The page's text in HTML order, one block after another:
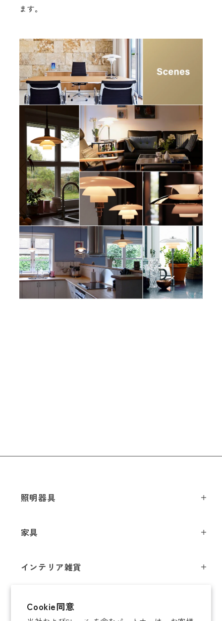
Cookie同意
ます。
照明器具
シーリングライト
テーブルライト
ブラケットライト
家具
チェア
ソファ / ベンチ
インテリア雑貨
オブジェ
即納商品